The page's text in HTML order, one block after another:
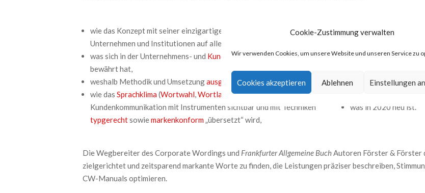
Cookie-Zustimmung verwalten
Wir verwenden Cookies, um unsere Website und unseren Service zu
Cookies akzeptieren Ablehnen Einstellungen
wie das Konzept mit seiner einzigartigen wie universalen Methodikin
Unternehmen und Institutionen auf allen
was sich in der Unternehmens- und Kundenkommunikationbesonders
bewährt hat,
weshalb Methodik und Umsetzungausgezeichnetwurden,
wie das Sprachklima (Wortwahl,Wortlaut ,Sprachstil) in der
typgerechtsowiemarkenkonform „übersetzt“ wird,
welche didaktischen
Academy“ im
wie ortsunabhängige
und Mitarbeitern
wer
Corporate
was in 2020 neu ist.
Die Wegbereiter des Corporate Wordings und Frankfurter Allgemeine BuchAutoren Förster & Förster
zielgerichtet und zeitsparend markante Worte zu finden, die Leistungen präziser beschreiben,
CW-Manuals optimieren.